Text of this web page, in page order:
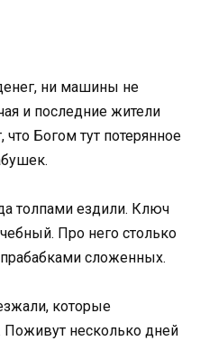
ни машины не
и последние жители
что Богом тут потерянное
толпами ездили. Ключ
Про него столько
сложенных.
которые
Поживут несколько дней